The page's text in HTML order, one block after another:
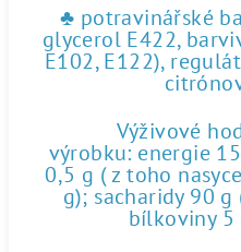
♣ potravinářské
glycerol E422,
E102, E122),
Výživové
výrobku: energie
0,5 g ( z toho
g); sacharidy 90
bílkoviny 5